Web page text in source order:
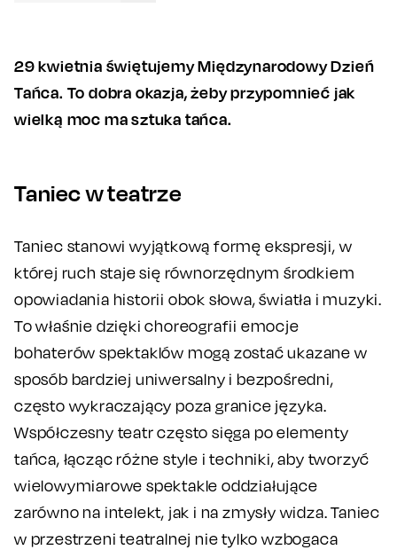
29 kwietnia świętujemy Międzynarodowy Dzień
Tańca. To dobra okazja, żeby przypomnieć jak
wielką moc ma sztuka tańca.
Taniec w teatrze
Taniec stanowi wyjątkową formę ekspresji, w
której ruch staje się równorzędnym środkiem
opowiadania historii obok słowa, światła i muzyki.
To właśnie dzięki choreografii emocje
bohaterów spektaklów mogą zostać ukazane w
sposób bardziej uniwersalny i bezpośredni,
często wykraczający poza granice języka.
Współczesny teatr często sięga po elementy
tańca, łącząc różne style i techniki, aby tworzyć
wielowymiarowe spektakle oddziałujące
zarówno na intelekt, jak i na zmysły widza. Taniec
w przestrzeni teatralnej nie tylko wzbogaca